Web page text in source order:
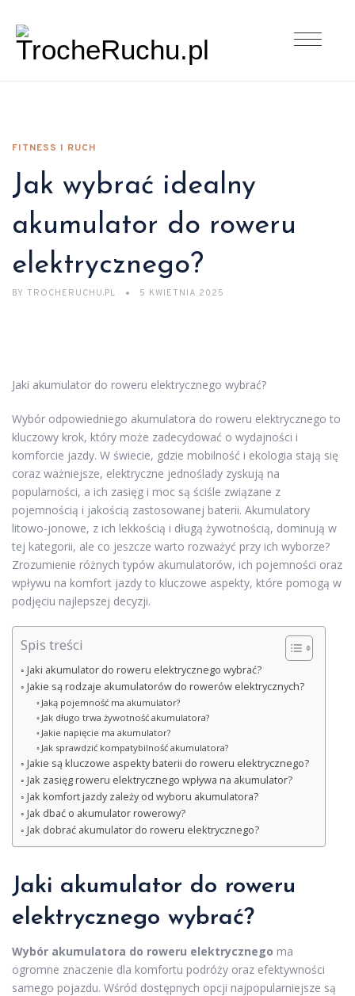
FITNESS I RUCH
Jak wybrać idealny
akumulator do roweru
elektrycznego?
BY TROCHERUCHU.PL 5 KWIETNIA 2025
Jaki akumulator do roweru elektrycznego wybrać?
Wybór odpowiedniego akumulatora do roweru elektrycznego to
kluczowy krok, który może zadecydować o wydajności i
komforcie jazdy. W świecie, gdzie mobilność i ekologia stają się
coraz ważniejsze, elektryczne jednoślady zyskują na
popularności, a ich zasięg i moc są ściśle związane z
pojemnością i jakością zastosowanej baterii. Akumulatory
litowo-jonowe, z ich lekkością i długą żywotnością, dominują w
tej kategorii, ale co jeszcze warto rozważyć przy ich wyborze?
Zrozumienie różnych typów akumulatorów, ich pojemności oraz
wpływu na komfort jazdy to kluczowe aspekty, które pomogą w
podjęciu najlepszej decyzji.
Spis treści
Jaki akumulator do roweru elektrycznego wybrać?
Jakie są rodzaje akumulatorów do rowerów elektrycznych?
Jaką pojemność ma akumulator?
Jak długo trwa żywotność akumulatora?
Jakie napięcie ma akumulator?
Jak sprawdzić kompatybilność akumulatora?
Jakie są kluczowe aspekty baterii do roweru elektrycznego?
Jak zasięg roweru elektrycznego wpływa na akumulator?
Jak komfort jazdy zależy od wyboru akumulatora?
Jak dbać o akumulator rowerowy?
Jak dobrać akumulator do roweru elektrycznego?
Jaki akumulator do roweru
elektrycznego wybrać?
Wybór akumulatora do roweru elektrycznego ma
ogromne znaczenie dla komfortu podróży oraz efektywności
samego pojazdu. Wśród dostępnych opcji najpopularniejsze są